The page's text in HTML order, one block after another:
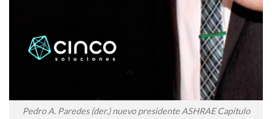
Pedro A. Paredes (der.) nuevo presidente ASHRAE Capítulo